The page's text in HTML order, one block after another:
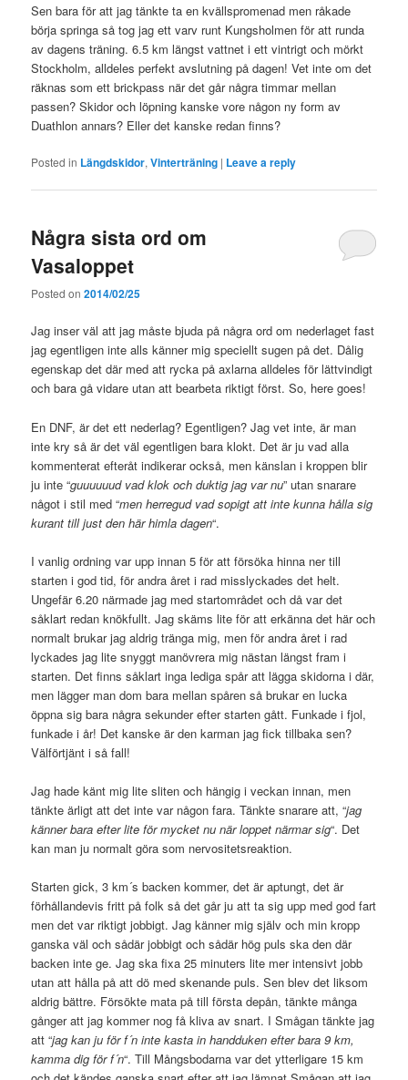
Sen bara för att jag tänkte ta en kvällspromenad men råkade
börja springa så tog jag ett varv runt Kungsholmen för att runda
av dagens träning. 6.5 km längst vattnet i ett vintrigt och mörkt
Stockholm, alldeles perfekt avslutning på dagen! Vet inte om det
räknas som ett brickpass när det går några timmar mellan
passen? Skidor och löpning kanske vore någon ny form av
Duathlon annars? Eller det kanske redan finns?
Posted in Längdskidor,Vinterträning | Leave a reply
Några sista ord om
Vasaloppet
Posted on2014/02/25
Jag inser väl att jag måste bjuda på några ord om nederlaget fast
jag egentligen inte alls känner mig speciellt sugen på det. Dålig
egenskap det där med att rycka på axlarna alldeles för lättvindigt
och bara gå vidare utan att bearbeta riktigt först. So, here goes!
En DNF, är det ett nederlag? Egentligen? Jag vet inte, är man
inte kry så är det väl egentligen bara klokt. Det är ju vad alla
kommenterat efteråt indikerar också, men känslan i kroppen blir
ju inte “guuuuuud vad klok och duktig jag var nu” utan snarare
något i stil med “men herregud vad sopigt att inte kunna hålla sig
kurant till just den här himla dagen“.
I vanlig ordning var upp innan 5 för att försöka hinna ner till
starten i god tid, för andra året i rad misslyckades det helt.
Ungefär 6.20 närmade jag med startområdet och då var det
såklart redan knökfullt. Jag skäms lite för att erkänna det här och
normalt brukar jag aldrig tränga mig, men för andra året i rad
lyckades jag lite snyggt manövrera mig nästan längst fram i
starten. Det finns såklart inga lediga spår att lägga skidorna i där,
men lägger man dom bara mellan spåren så brukar en lucka
öppna sig bara några sekunder efter starten gått. Funkade i fjol,
funkade i år! Det kanske är den karman jag fick tillbaka sen?
Välförtjänt i så fall!
Jag hade känt mig lite sliten och hängig i veckan innan, men
tänkte ärligt att det inte var någon fara. Tänkte snarare att, “jag
känner bara efter lite för mycket nu när loppet närmar sig“. Det
kan man ju normalt göra som nervositetsreaktion.
Starten gick, 3 km´s backen kommer, det är aptungt, det är
förhållandevis fritt på folk så det går ju att ta sig upp med god fart
men det var riktigt jobbigt. Jag känner mig själv och min kropp
ganska väl och sådär jobbigt och sådär hög puls ska den där
backen inte ge. Jag ska fixa 25 minuters lite mer intensivt jobb
utan att hålla på att dö med skenande puls. Sen blev det liksom
aldrig bättre. Försökte mata på till första depån, tänkte många
gånger att jag kommer nog få kliva av snart. I Smågan tänkte jag
att “jag kan ju för f´n inte kasta in handduken efter bara 9 km,
kamma dig för f´n“. Till Mångsbodarna var det ytterligare 15 km